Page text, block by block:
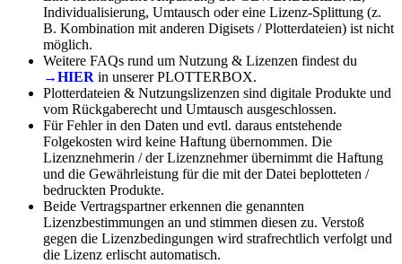
Individualisierung, Umtausch oder eine Lizenz-Splittung (z.
B. Kombination mit anderen Digisets / Plotterdateien) ist nicht
möglich.
Weitere FAQs rund um Nutzung & Lizenzen findest du
→HIER in unserer PLOTTERBOX.
Plotterdateien & Nutzungslizenzen sind digitale Produkte und
vom Rückgaberecht und Umtausch ausgeschlossen.
Für Fehler in den Daten und evtl. daraus entstehende
Folgekosten wird keine Haftung übernommen. Die
Lizenznehmerin / der Lizenznehmer übernimmt die Haftung
und die Gewährleistung für die mit der Datei beplotteten /
bedruckten Produkte.
Beide Vertragspartner erkennen die genannten
Lizenzbestimmungen an und stimmen diesen zu. Verstoß
gegen die Lizenzbedingungen wird strafrechtlich verfolgt und
die Lizenz erlischt automatisch.